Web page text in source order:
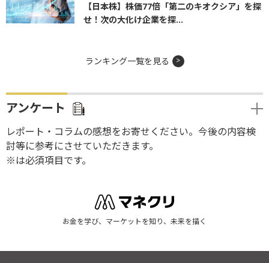
【日本株】株価77倍「第二のキオクシア」を探
せ！次の大化け企業を探...
ランキング一覧を見る
アンケート
レポート・コラムの感想をお寄せください。今後の内容検
討等に参考にさせていただきます。
※は必須項目です。
お金を学び、マーケットを知り、未来を描く